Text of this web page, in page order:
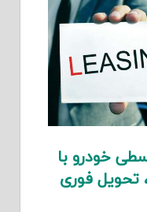
خودرو با
فوری